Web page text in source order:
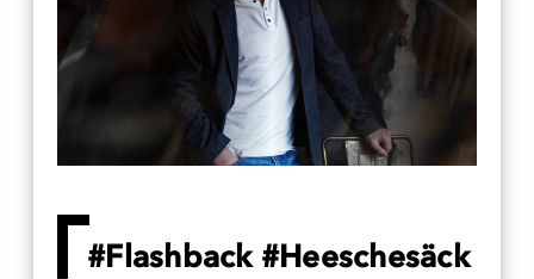
#Flashback #Heeschesäck